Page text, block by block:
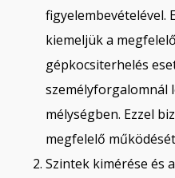
figyelembevételével.
kiemeljük a
gépkocsiterhelés
személyforgalomnál
mélységben. Ezzel
megfelelő
Szintek kimérése és